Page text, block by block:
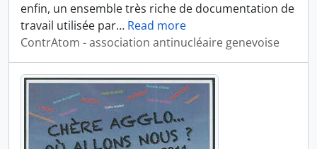
enfin, un ensemble très riche de documentation de
travail utilisée par… Read more
ContrAtom - association antinucléaire genevoise